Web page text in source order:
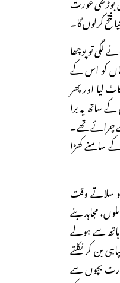
فتح کرلوں گا۔
لگی تو پوچھا
کو اس کے
لیا اور پھر
ساتھ یہ برا
چرائے تھے۔
سامنے کھڑا
سلاتے وقت
مجاہد بنے
سے ہولے
بن کر نکلتے
بچوں سے